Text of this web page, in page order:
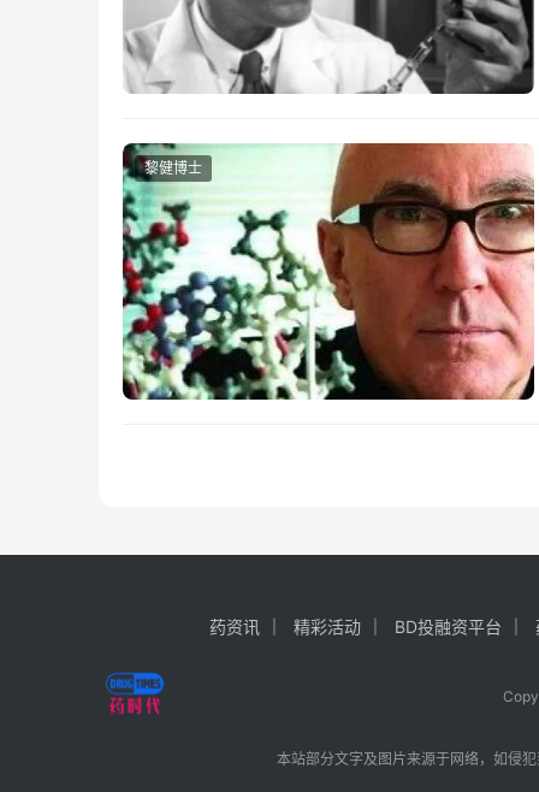
黎健博士
药资讯 精彩活动 BD投融资平台
本站部分文字及图片来源于网络，如侵